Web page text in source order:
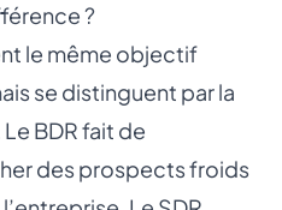
?
le même objectif
se distinguent par la
BDR fait de
des prospects froids